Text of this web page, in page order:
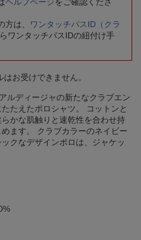
は、
ワンタッチパスID（クラ
ワンタッチパスIDの紐付け手
お受けできません。
ルディージャの新たなクラブエン
たえたポロシャツ。 コットンと
かな肌触りと速乾性を合わせ持
ます。 クラブカラーのネイビー
クなデザインポロは、ジャケッ